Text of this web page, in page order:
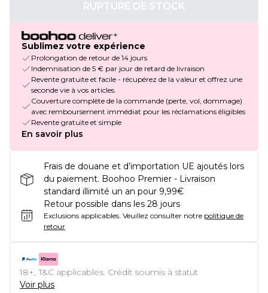
RUPTURE DE STOCK
Sublimez votre expérience
Prolongation de retour de 14 jours
Indemnisation de 5 € par jour de retard de livraison
Revente gratuite et facile - récupérez de la valeur et offrez une
seconde vie à vos articles.
Couverture complète de la commande (perte, vol, dommage)
avec remboursement immédiat pour les réclamations éligibles
Revente gratuite et simple
En savoir plus
Frais de douane et d’importation UE ajoutés lors
du paiement. Boohoo Premier - Livraison
standard illimité un an pour 9,99€
Retour possible dans les 28 jours
Exclusions applicables. Veuillez consulter notre politique de
retour
18+, T&C applicables. Crédit soumis à statut
Voir plus